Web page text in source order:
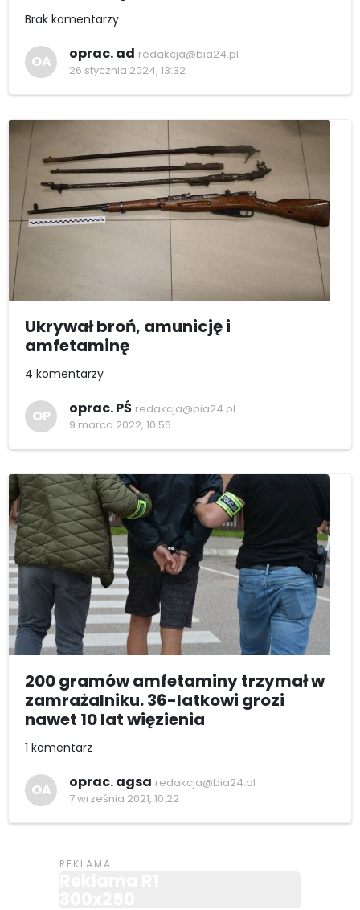
Brak komentarzy
OA oprac. ad redakcja@bia24.pl
26 stycznia 2024, 13:32
Ukrywał broń, amunicję i
amfetaminę
4 komentarzy
OP oprac. PŚ redakcja@bia24.pl
9 marca 2022, 10:56
200 gramów amfetaminy trzymał w
zamrażalniku. 36-latkowi grozi
nawet 10 lat więzienia
1 komentarz
OA oprac. agsa redakcja@bia24.pl
7 września 2021, 10:22